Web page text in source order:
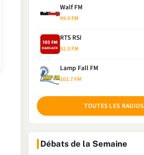
Walf FM
99.0 FM
RTS RSI
92.5 FM
Lamp Fall FM
101.7 FM
TOUTES LES RADIOS
Débats de la Semaine